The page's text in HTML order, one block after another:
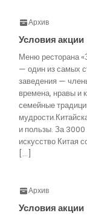
Архив
Условия акции
Меню ресторана
— один из самых
заведения —
времена, нравы и
семейные
и пользы. За 3000
искусство Китая
[…]
Архив
Условия акции